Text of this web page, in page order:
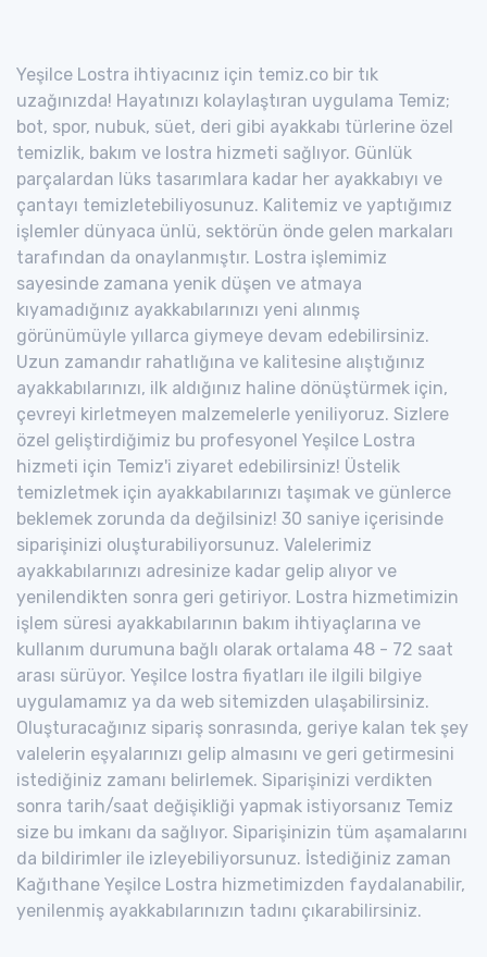
Yeşilce Lostra ihtiyacınız için temiz.co bir tık
uzağınızda! Hayatınızı kolaylaştıran uygulama Temiz;
bot, spor, nubuk, süet, deri gibi ayakkabı türlerine özel
temizlik, bakım ve lostra hizmeti sağlıyor. Günlük
parçalardan lüks tasarımlara kadar her ayakkabıyı ve
çantayı temizletebiliyosunuz. Kalitemiz ve yaptığımız
işlemler dünyaca ünlü, sektörün önde gelen markaları
tarafından da onaylanmıştır. Lostra işlemimiz
sayesinde zamana yenik düşen ve atmaya
kıyamadığınız ayakkabılarınızı yeni alınmış
görünümüyle yıllarca giymeye devam edebilirsiniz.
Uzun zamandır rahatlığına ve kalitesine alıştığınız
ayakkabılarınızı, ilk aldığınız haline dönüştürmek için,
çevreyi kirletmeyen malzemelerle yeniliyoruz. Sizlere
özel geliştirdiğimiz bu profesyonel Yeşilce Lostra
hizmeti için Temiz'i ziyaret edebilirsiniz! Üstelik
temizletmek için ayakkabılarınızı taşımak ve günlerce
beklemek zorunda da değilsiniz! 30 saniye içerisinde
siparişinizi oluşturabiliyorsunuz. Valelerimiz
ayakkabılarınızı adresinize kadar gelip alıyor ve
yenilendikten sonra geri getiriyor. Lostra hizmetimizin
işlem süresi ayakkabılarının bakım ihtiyaçlarına ve
kullanım durumuna bağlı olarak ortalama 48 - 72 saat
arası sürüyor. Yeşilce lostra fiyatları ile ilgili bilgiye
uygulamamız ya da web sitemizden ulaşabilirsiniz.
Oluşturacağınız sipariş sonrasında, geriye kalan tek şey
valelerin eşyalarınızı gelip almasını ve geri getirmesini
istediğiniz zamanı belirlemek. Siparişinizi verdikten
sonra tarih/saat değişikliği yapmak istiyorsanız Temiz
size bu imkanı da sağlıyor. Siparişinizin tüm aşamalarını
da bildirimler ile izleyebiliyorsunuz. İstediğiniz zaman
Kağıthane Yeşilce Lostra hizmetimizden faydalanabilir,
yenilenmiş ayakkabılarınızın tadını çıkarabilirsiniz.